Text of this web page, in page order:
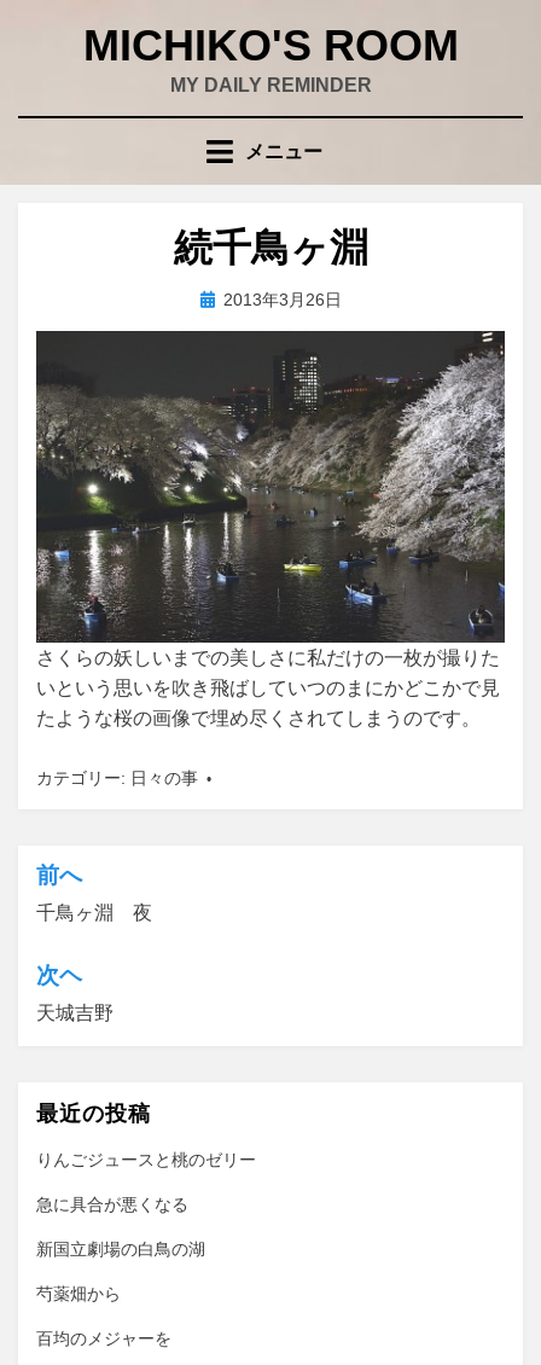
MICHIKO'S ROOM
MY DAILY REMINDER
メニュー
続千鳥ヶ淵
投稿者wad
投 2013年3月26日
さくらの妖しいまでの美しさに私だけの一枚が撮りた
いという思いを吹き飛ばしていつのまにかどこかで見
たような桜の画像で埋め尽くされてしまうのです。
カテゴリー: 日々の事
投
稿
ナ
ビ
シ
ョ
ン
前へ
千鳥ヶ淵 夜
次ヘ
天城吉野
最近の投稿
りんごジュースと桃のゼリー
急に具合が悪くなる
新国立劇場の白鳥の湖
芍薬畑から
百均のメジャーを